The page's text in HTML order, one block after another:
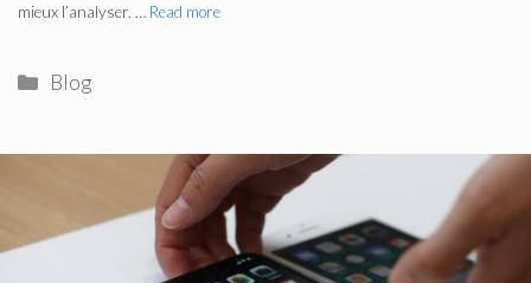
mieux l’analyser. … Read more
Categories
Blog